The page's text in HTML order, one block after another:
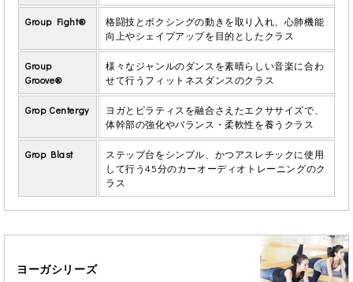
Group Fight®
格闘技とボクシングの動きを取り入れ、心肺機能
向上やシェイプアップを目的としたクラス
Group
Groove®
様々なジャンルのダンスを素晴らしい音楽に合わ
せて行うフィットネスダンスのクラス
Grop Centergy
ヨガとピラティスを融合さえたエクササイズで、
体幹部の強化やバランス・柔軟性を養うクラス
Grop Blast
ステップ台をシンプル、かつアスレチックに使用
して行う45分のカーオーディオトレーニングのク
ラス
ヨーガシリーズ